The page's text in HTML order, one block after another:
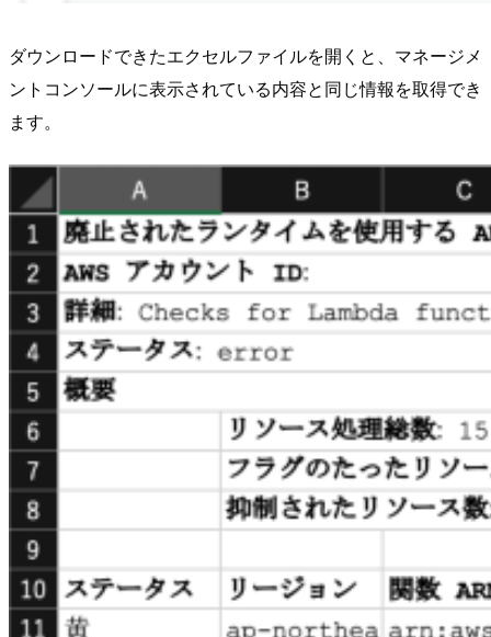
ダウンロードできたエクセルファイルを開くと、マネージメ
ントコンソールに表示されている内容と同じ情報を取得でき
ます。